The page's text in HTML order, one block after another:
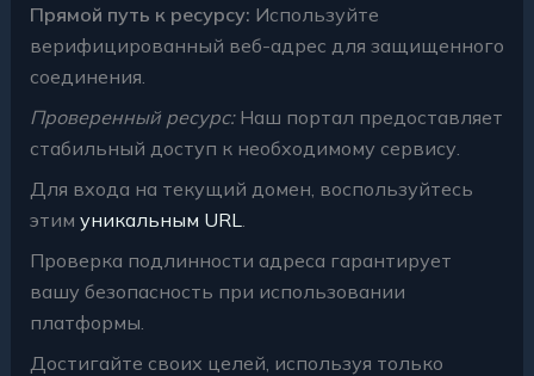
Прямой путь к ресурсу: Используйте
верифицированный веб-адрес для защищенного
соединения.
Проверенный ресурс:Наш портал предоставляет
стабильный доступ к необходимому сервису.
Для входа на текущий домен, воспользуйтесь
этим уникальным URL
Проверка подлинности адреса гарантирует
вашу безопасность при использовании
платформы.
Достигайте своих целей, используя только